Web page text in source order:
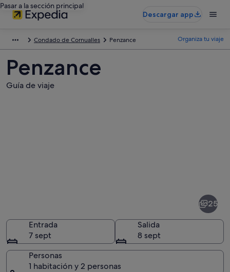
Pasar a la sección principal
Descargar app
Condado de Cornualles Penzance Organiza tu viaje
Penzance
Guía de viaje
25
Entrada
7 sept
Salida
8 sept
Personas
1 habitación y 2 personas